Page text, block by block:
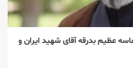
عظیم بدرقه آقای شهید ایران و